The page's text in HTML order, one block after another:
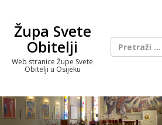
contentŽupa Svete
Obitelji
Web stranice Župe Svete
Obitelji u Osijeku